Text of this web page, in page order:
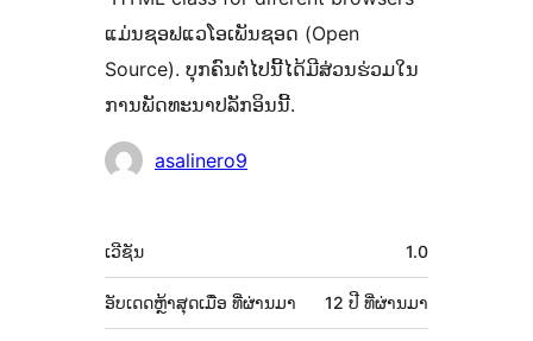
ແມ່ນຊອຟແວໂອເພັນຊອດ (Open
Source). ບຸກຄົນຕໍ່ໄປນີ້ໄດ້ມີສ່ວນຮ່ວມໃນ
ການພັດທະນາປລັກອິນນີ້.
ຜູ້
asalinero9
ຂໍ້ມູນ
ກຳກັບ
(Meta)
ເວີຊັນ 1.0
ອັບເດດຫຼ້າສຸດເມື່ອ 12 ປີ ທີ່ຜ່ານມາ
ທີ່ຜ່ານມາ